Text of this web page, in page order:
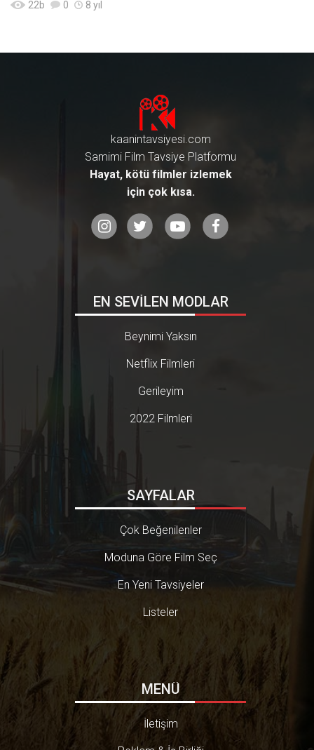
22b 0 8 yıl
kaanintavsiyesi.com
Samimi Film Tavsiye Platformu
Hayat, kötü filmler izlemek
için çok kısa.
EN SEVİLEN MODLAR
Beynimi Yaksın
Netflix Filmleri
Gerileyim
2022 Filmleri
SAYFALAR
Çok Beğenilenler
Moduna Göre Film Seç
En Yeni Tavsiyeler
Listeler
MENÜ
İletişim